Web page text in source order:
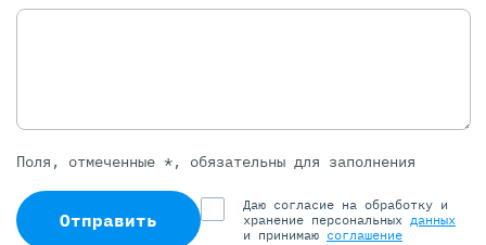
Поля, отмеченные *, обязательны для заполнения
Отправить
Даю согласие на обработку и
хранение персональных данных
и принимаю соглашение